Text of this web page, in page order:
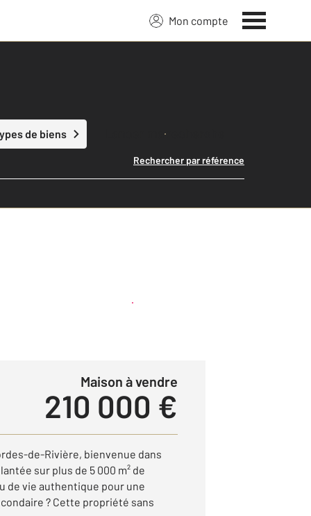
Mon compte
de biens Lancer ma recherche
Rechercher par référence
Créer une alerte
Maison à vendre
210 000 €
de-Rivière, bienvenue dans
sur plus de 5 000 m² de
de vie authentique pour une
? Cette propriété sans